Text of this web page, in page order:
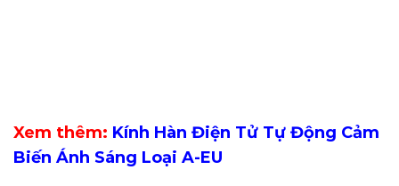
Xem thêm: Kính Hàn Điện Tử Tự Động Cảm
Biến Ánh Sáng Loại A-EU